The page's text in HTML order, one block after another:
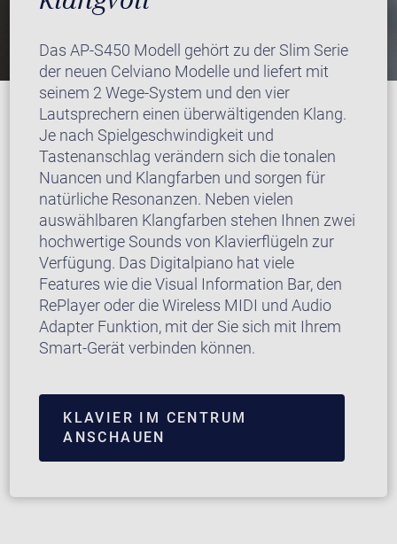
Das AP-S450 Modell gehört zu der Slim Serie
der neuen Celviano Modelle und liefert mit
seinem 2 Wege-System und den vier
Lautsprechern einen überwältigenden Klang.
Je nach Spielgeschwindigkeit und
Tastenanschlag verändern sich die tonalen
Nuancen und Klangfarben und sorgen für
natürliche Resonanzen. Neben vielen
auswählbaren Klangfarben stehen Ihnen zwei
hochwertige Sounds von Klavierflügeln zur
Verfügung. Das Digitalpiano hat viele
Features wie die Visual Information Bar, den
RePlayer oder die Wireless MIDI und Audio
Adapter Funktion, mit der Sie sich mit Ihrem
Smart-Gerät verbinden können.
KLAVIER IM CENTRUM
ANSCHAUEN